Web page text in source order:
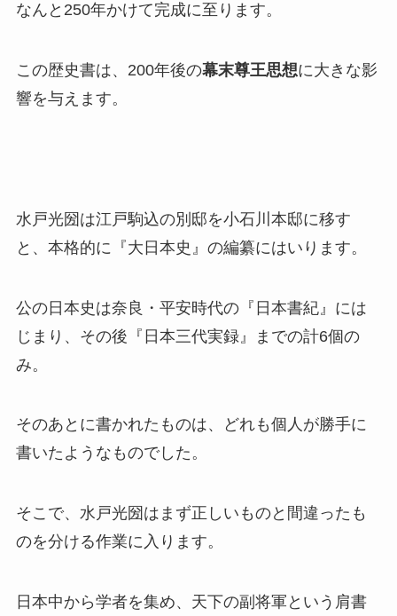
なんと250年かけて完成に至ります。
この歴史書は、200年後の幕末尊王思想に大きな影
響を与えます。
水戸光圀は江戸駒込の別邸を小石川本邸に移す
と、本格的に『大日本史』の編纂にはいります。
公の日本史は奈良・平安時代の『日本書紀』には
じまり、その後『日本三代実録』までの計6個の
み。
そのあとに書かれたものは、どれも個人が勝手に
書いたようなものでした。
そこで、水戸光圀はまず正しいものと間違ったも
のを分ける作業に入ります。
日本中から学者を集め、天下の副将軍という肩書